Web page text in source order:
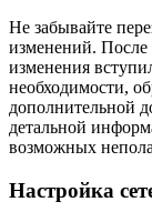
Не забывайте
изменений. После
изменения
необходимости,
дополнительной
детальной
возможных
Настройка